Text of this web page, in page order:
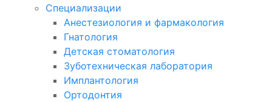
Специализации
Анестезиология и фармакология
Гнатология
Детская стоматология
Зуботехническая лаборатория
Имплантология
Ортодонтия